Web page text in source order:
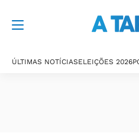
ÚLTIMAS NOTÍCIASELEIÇÕES 2026